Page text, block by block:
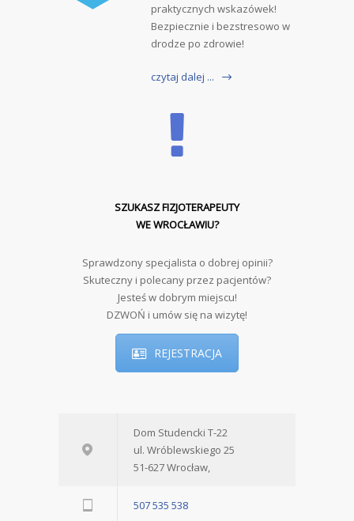
praktycznych wskazówek!
Bezpiecznie i bezstresowo w
drodze po zdrowie!
czytaj dalej ...
SZUKASZ FIZJOTERAPEUTY
WE WROCŁAWIU?
Sprawdzony specjalista o dobrej opinii?
Skuteczny i polecany przez pacjentów?
Jesteś w dobrym miejscu!
DZWOŃ i umów się na wizytę!
REJESTRACJA
Dom Studencki T-22
ul. Wróblewskiego 25
51-627 Wrocław,
507 535 538